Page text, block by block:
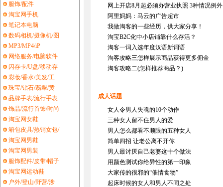
服饰/配件
淘宝网手机
笔记本电脑
数码相机/摄像机/图
MP3/MP4/iP
网络服务/电脑软件
闪存卡/U盘/移动存
彩妆/香水/美发/工
珠宝/钻石/翡翠/黄
品牌手表/流行手表
饰品/流行首饰/时尚
淘宝网女鞋
箱包皮具/热销女包/
淘宝网男鞋
淘宝网男装
服饰配件/皮带/帽子
淘宝网运动鞋
户外/登山/野营/涉
网上开店8月起必须办营业执照 3种情况例外
阿里妈妈：马云的广告超市
我做淘客的一些经历，供大家分享！
淘宝B2C化中小店铺靠什么存活？
淘客一词入选年度汉语新词语
淘客攻略三怎样展示商品获得更多佣金
淘客攻略二(怎样推荐商品？)
成人话题
女人令男人失魂的10个动作
三种女人留不住男人的爱
男人怎么都看不顺眼的五种女人
简单四招 让老公离不开你
男人最讨厌自己老婆这十个做法
用颜色测试你给异性的第一印象
大家传的很邪的“催情食物”
起床时候的女人和男人不同之处